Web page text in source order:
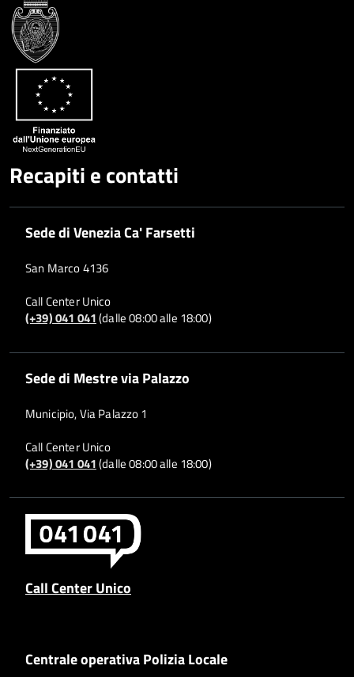
Recapiti e contatti
Sede di Venezia Ca' Farsetti
San Marco 4136
Call Center Unico
(+39) 041 041(dalle 08:00 alle 18:00)
Sede di Mestre via Palazzo
Municipio, Via Palazzo 1
Call Center Unico
(+39) 041 041(dalle 08:00 alle 18:00)
Call Center Unico
Centrale operativa Polizia Locale